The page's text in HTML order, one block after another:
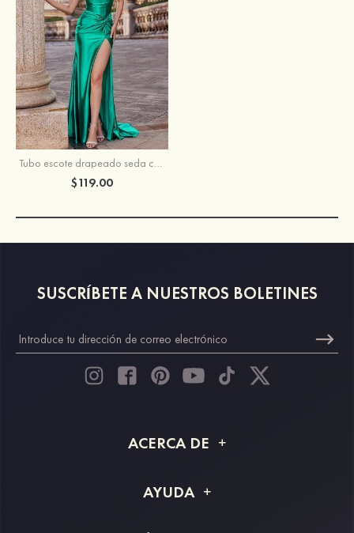
Tubo escote drapeado seda como el satén barrer tren vestido de graduación
$119.00
SUSCRÍBETE A NUESTROS BOLETINES
ACERCA DE
Información de envío
AYUDA